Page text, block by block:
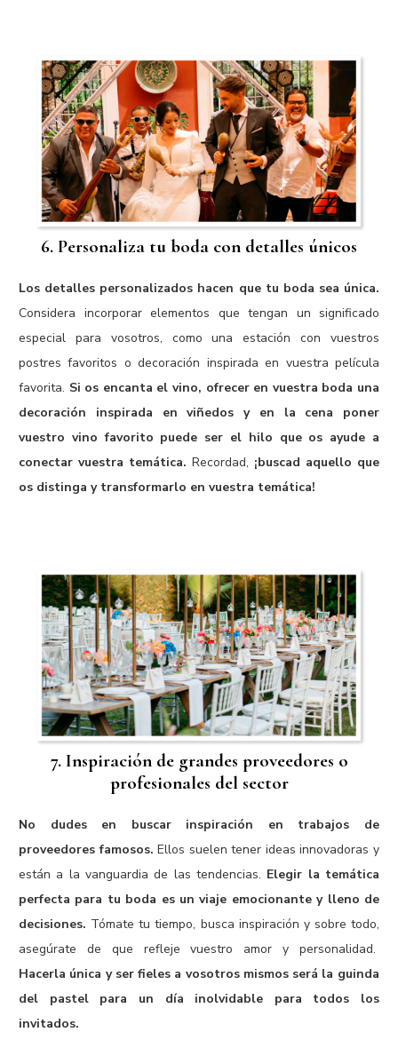
6. Personaliza tu boda con detalles únicos
Los detalles personalizados hacen que tu boda sea única.
Considera incorporar elementos que tengan un significado
especial para vosotros, como una estación con vuestros
postres favoritos o decoración inspirada en vuestra película
favorita. Si os encanta el vino, ofrecer en vuestra boda una
decoración inspirada en viñedos y en la cena poner
vuestro vino favorito puede ser el hilo que os ayude a
conectar vuestra temática. Recordad, ¡buscad aquello que
os distinga y transformarlo en vuestra temática!
7. Inspiración de grandes proveedores o
profesionales del sector
No dudes en buscar inspiración en trabajos de
proveedores famosos. Ellos suelen tener ideas innovadoras y
están a la vanguardia de las tendencias. Elegir la temática
perfecta para tu boda es un viaje emocionante y lleno de
decisiones. Tómate tu tiempo, busca inspiración y sobre todo,
asegúrate de que refleje vuestro amor y personalidad.
Hacerla única y ser fieles a vosotros mismos será la guinda
del pastel para un día inolvidable para todos los
invitados.